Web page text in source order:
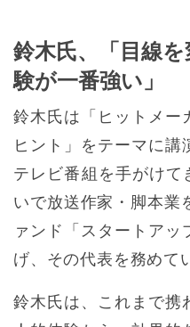
鈴木氏、「目線
験が一番強い」
鈴木氏は「ヒットメー
ヒント」をテーマに講
テレビ番組を手がけ
いで放送作家・脚本業
ァンド「スタートアッ
げ、その代表を務めて
鈴木氏は、これまで携